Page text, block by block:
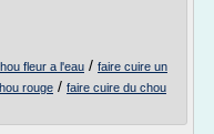
fleur a l'eau / faire cuire un
rouge / faire cuire du chou